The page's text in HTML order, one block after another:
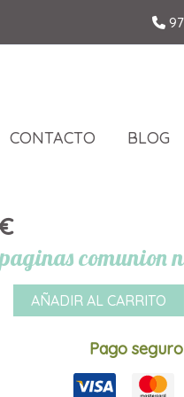
CONTACTO BLOG
comunion
AÑADIR AL CARRITO
Pago